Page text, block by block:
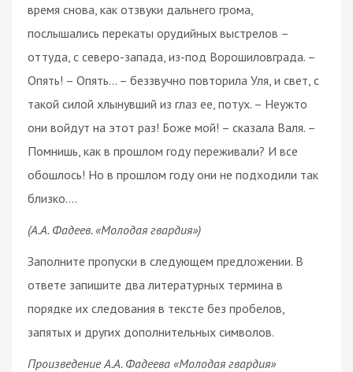
время снова, как отзвуки дальнего грома,
послышались перекаты орудийных выстрелов –
оттуда, с северо-запада, из-под Ворошиловграда. –
Опять! – Опять… – беззвучно повторила Уля, и свет, с
такой силой хлынувший из глаз ее, потух. – Неужто
они войдут на этот раз! Боже мой! – сказала Валя. –
Помнишь, как в прошлом году переживали? И все
обошлось! Но в прошлом году они не подходили так
близко.…
(А.А. Фадеев. «Молодая гвардия»)
Заполните пропуски в следующем предложении. В
ответе запишите два литературных термина в
порядке их следования в тексте без пробелов,
запятых и других дополнительных символов.
Произведение А.А. Фадеева «Молодая гвардия»